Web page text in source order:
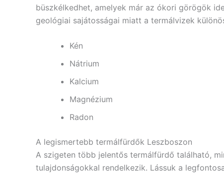
büszkélkedhet, amelyek már az ókori görögök
geológiai sajátosságai miatt a termálvizek
Kén
Nátrium
Kalcium
Magnézium
Radon
A legismertebb termálfürdők Leszboszon
A szigeten több jelentős termálfürdő található,
tulajdonságokkal rendelkezik. Lássuk a